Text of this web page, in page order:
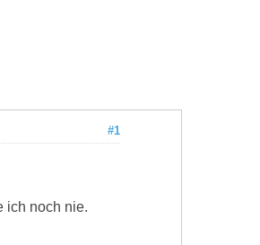
#1
ich noch nie.